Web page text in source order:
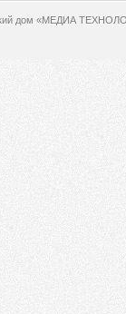
дом «МЕДИА